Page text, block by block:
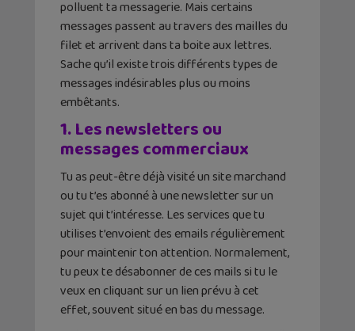
polluent ta messagerie. Mais certains
messages passent au travers des mailles du
filet et arrivent dans ta boite aux lettres.
Sache qu’il existe trois différents types de
messages indésirables plus ou moins
embêtants.
1. Les newsletters ou
messages commerciaux
Tu as peut-être déjà visité un site marchand
ou tu t’es abonné à une newsletter sur un
sujet qui t’intéresse. Les services que tu
utilises t’envoient des emails régulièrement
pour maintenir ton attention. Normalement,
tu peux te désabonner de ces mails si tu le
veux en cliquant sur un lien prévu à cet
effet, souvent situé en bas du message.